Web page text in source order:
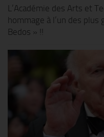
L’Académie des Arts et
hommage à l’un des plus
Bedos » !!